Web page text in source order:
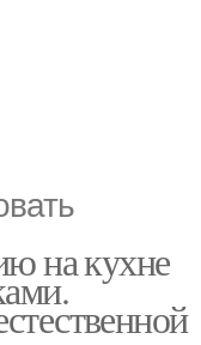
на кухне